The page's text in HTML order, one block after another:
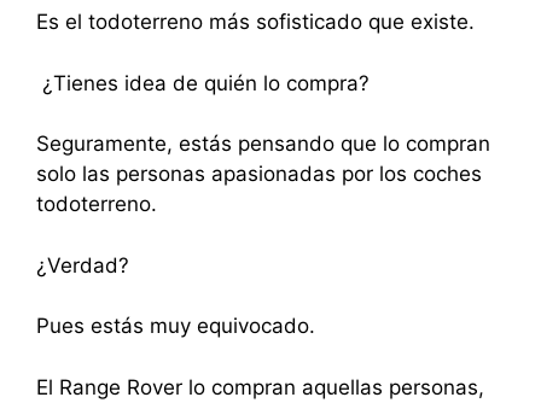
Es el todoterreno más sofisticado que existe.
¿Tienes idea de quién lo compra?
Seguramente, estás pensando que lo compran
solo las personas apasionadas por los coches
todoterreno.
¿Verdad?
Pues estás muy equivocado.
El Range Rover lo compran aquellas personas,